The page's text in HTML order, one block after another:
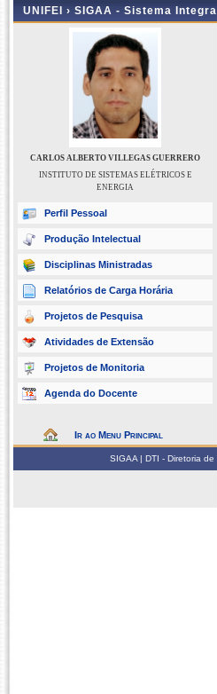
UNIFEI › SIGAA - Sistema
CARLOS ALBERTO VILLEGAS GUERRERO
INSTITUTO DE SISTEMAS ELÉTRICOS E
ENERGIA
Perfil Pessoal
Produção Intelectual
Disciplinas Ministradas
Relatórios de Carga Horária
Projetos de Pesquisa
Atividades de Extensão
Projetos de Monitoria
Agenda do Docente
Ir ao Menu Principal
SIGAA | DTI - Diretoria